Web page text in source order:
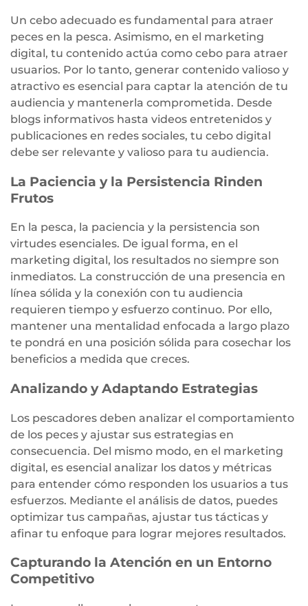
Un cebo adecuado es fundamental para atraer
peces en la pesca. Asimismo, en el marketing
digital, tu contenido actúa como cebo para atraer
usuarios. Por lo tanto, generar contenido valioso y
atractivo es esencial para captar la atención de tu
audiencia y mantenerla comprometida. Desde
blogs informativos hasta videos entretenidos y
publicaciones en redes sociales, tu cebo digital
debe ser relevante y valioso para tu audiencia.
La Paciencia y la Persistencia Rinden
Frutos
En la pesca, la paciencia y la persistencia son
virtudes esenciales. De igual forma, en el
marketing digital, los resultados no siempre son
inmediatos. La construcción de una presencia en
línea sólida y la conexión con tu audiencia
requieren tiempo y esfuerzo continuo. Por ello,
mantener una mentalidad enfocada a largo plazo
te pondrá en una posición sólida para cosechar los
beneficios a medida que creces.
Analizando y Adaptando Estrategias
Los pescadores deben analizar el comportamiento
de los peces y ajustar sus estrategias en
consecuencia. Del mismo modo, en el marketing
digital, es esencial analizar los datos y métricas
para entender cómo responden los usuarios a tus
esfuerzos. Mediante el análisis de datos, puedes
optimizar tus campañas, ajustar tus tácticas y
afinar tu enfoque para lograr mejores resultados.
Capturando la Atención en un Entorno
Competitivo